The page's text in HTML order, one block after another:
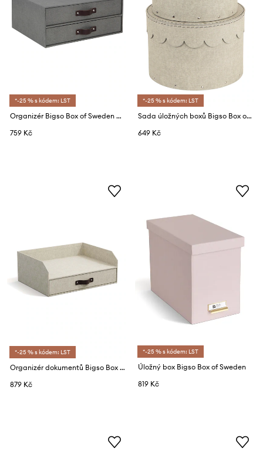
*-25 % s kódem: LST
Organizér Bigso Box of Sweden Birger
759 Kč
*-25 % s kódem: LST
Sada úložných boxů Bigso Box of Sweden Wilma (2-pack)
649 Kč
*-25 % s kódem: LST
Organizér dokumentů Bigso Box of Sweden Walter
879 Kč
*-25 % s kódem: LST
Úložný box Bigso Box of Sweden
819 Kč